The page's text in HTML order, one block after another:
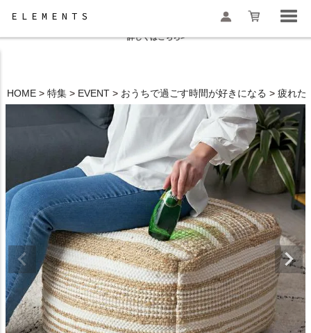
検索
夏季休業と一部地域配送遅延のお知らせ
詳しくはこちら>
HOME 特集 EVENT おうちで過ごす時間が好きになる 疲れた